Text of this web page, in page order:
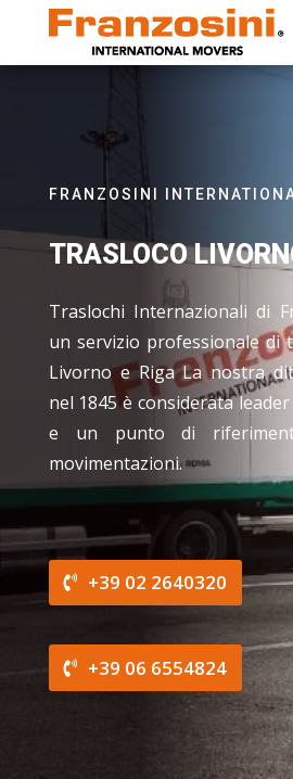
FRANZOSINI
TRASLOCO
Traslochi Internazionali di
un servizio professionale di
Livorno e Riga La nostra
nel 1845 è considerata
e un punto di
movimentazioni.
+39 02 2640320
+39 06 6554824